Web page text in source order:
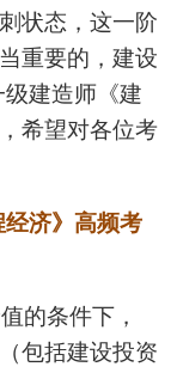
状态，这一阶
重要的，建设
建造师《建
希望对各位考
济》高频考
的条件下，
包括建设投资